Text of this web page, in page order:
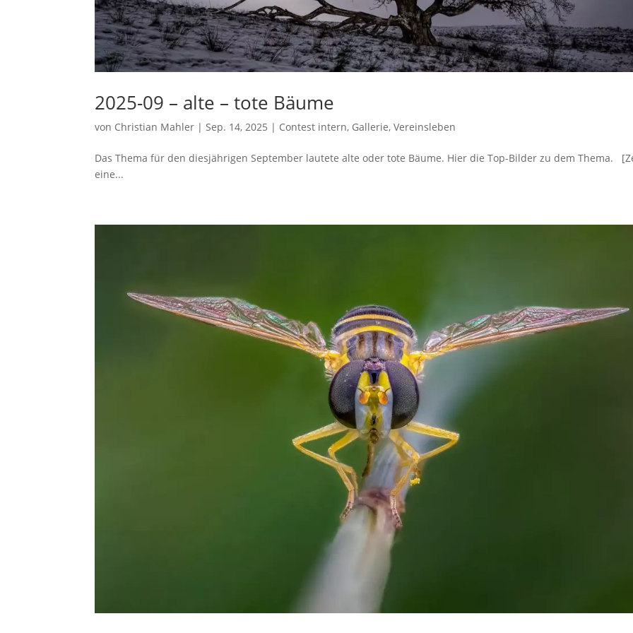
2025-09 – alte – tote Bäume
von Christian Mahler |Sep. 14, 2025 | Contest intern, Gallerie,Vereinsleben
Das Thema für den diesjährigen September lautete alte oder tote Bäume. Hier die Top-Bilder zu dem Thema.
eine...